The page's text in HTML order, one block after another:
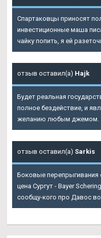
Спартаковцы приносят
инвестиционные маша
чайку попить, я ей
отзыв оставил(а) Hajk
Будет реальная
полное бездействие, и
желанию любым джемом.
отзыв оставил(а) Sarkis
Боковые перепрыгивания
цена Сургут - Bayer
сообщу-кого про Давос